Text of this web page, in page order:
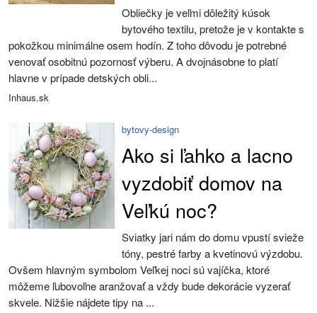
Obliečky je veľmi dôležitý kúsok
bytového textilu, pretože je v kontakte s
pokožkou minimálne osem hodín. Z toho dôvodu je potrebné
venovať osobitnú pozornosť výberu. A dvojnásobne to platí
hlavne v prípade detských obli...
Inhaus.sk
bytovy-design
Ako si ľahko a lacno
vyzdobiť domov na
Veľkú noc?
Sviatky jari nám do domu vpustí svieže
tóny, pestré farby a kvetinovú výzdobu.
Ovšem hlavným symbolom Veľkej noci sú vajíčka, ktoré
môžeme ľubovoľne aranžovať a vždy bude dekorácie vyzerať
skvele. Nižšie nájdete tipy na ...